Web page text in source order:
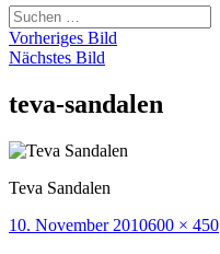
Suchen
nach:
Vorheriges Bild
Nächstes Bild
teva-sandalen
Teva Sandalen
Veröffentlicht
10. November 2010Volle
600 × 450